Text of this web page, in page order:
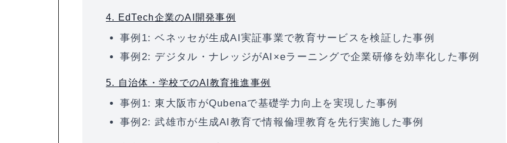
4. EdTech企業のAI開発事例
事例1: ベネッセが生成AI実証事業で教育サービスを検証した事例
事例2: デジタル・ナレッジがAI×eラーニングで企業研修を効率化した事例
5. 自治体・学校でのAI教育推進事例
事例1: 東大阪市がQubenaで基礎学力向上を実現した事例
事例2: 武雄市が生成AI教育で情報倫理教育を先行実施した事例